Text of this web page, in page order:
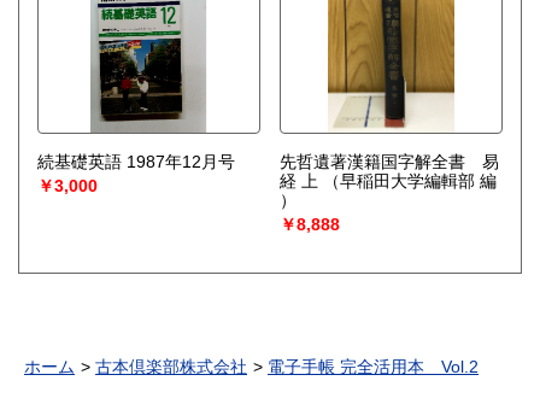
続基礎英語 1987年12月号
￥3,000
先哲遺著漢籍国字解全書 易
経 上
（早稲田大学編輯部 編
）
￥8,888
ホーム 古本倶楽部株式会社 電子手帳 完全活用本 Vol.2